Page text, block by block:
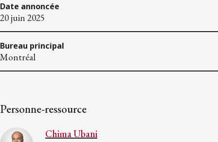
Date annoncée
20 juin 2025
Bureau principal
Montréal
Personne-ressource
Chima Ubani